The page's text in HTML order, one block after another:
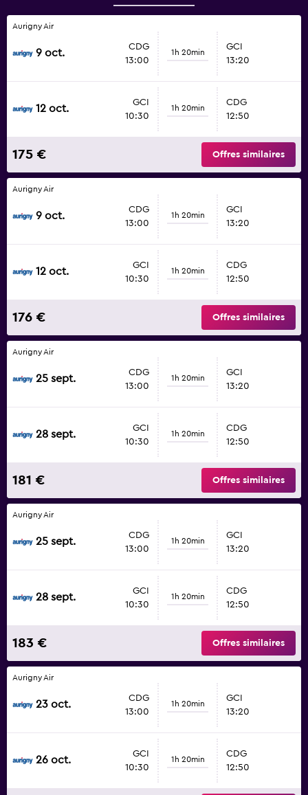
Aurigny Air
9 oct.
CDG
13:00
1h 20min
GCI
13:20
12 oct.
GCI
10:30
1h 20min
CDG
12:50
175 € Offres similaires
Aurigny Air
9 oct.
CDG
13:00
1h 20min
GCI
13:20
12 oct.
GCI
10:30
1h 20min
CDG
12:50
176 € Offres similaires
Aurigny Air
25 sept.
CDG
13:00
1h 20min
GCI
13:20
28 sept.
GCI
10:30
1h 20min
CDG
12:50
181 € Offres similaires
Aurigny Air
25 sept.
CDG
13:00
1h 20min
GCI
13:20
28 sept.
GCI
10:30
1h 20min
CDG
12:50
183 € Offres similaires
Aurigny Air
23 oct.
CDG
13:00
1h 20min
GCI
13:20
26 oct.
GCI
10:30
1h 20min
CDG
12:50